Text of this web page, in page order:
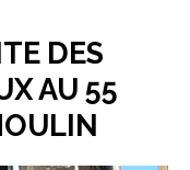
DES
AU 55